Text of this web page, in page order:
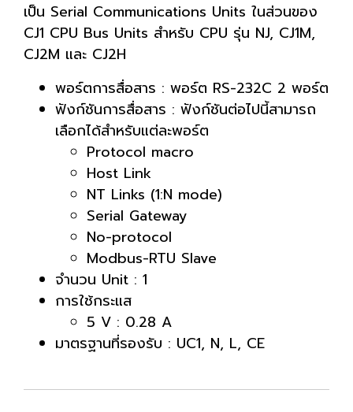
เป็น Serial Communications Units ในส่วนของ
CJ1 CPU Bus Units สำหรับ CPU รุ่น NJ, CJ1M,
CJ2M และ CJ2H
พอร์ตการสื่อสาร : พอร์ต RS-232C 2 พอร์ต
ฟังก์ชันการสื่อสาร : ฟังก์ชันต่อไปนี้สามารถ
เลือกได้สำหรับแต่ละพอร์ต
Protocol macro
Host Link
NT Links (1:N mode)
Serial Gateway
No-protocol
Modbus-RTU Slave
จำนวน Unit : 1
การใช้กระแส
5 V : 0.28 A
มาตรฐานที่รองรับ : UC1, N, L, CE